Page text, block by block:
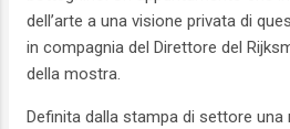
dell’arte a una visione privata di
in compagnia del Direttore del
della mostra.
Definita dalla stampa di settore